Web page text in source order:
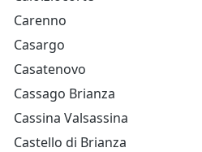
Carenno
Casargo
Casatenovo
Cassago Brianza
Cassina Valsassina
Castello di Brianza